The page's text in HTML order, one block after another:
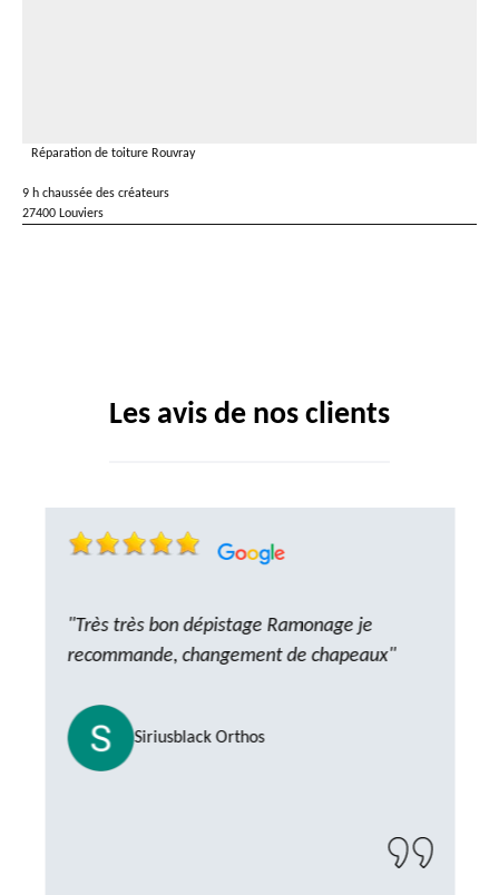
Réparation de toiture Rouvray
9 h chaussée des créateurs
27400 Louviers
Les avis de nos clients
"Très très bon dépistage Ramonage je
recommande, changement de chapeaux"
Siriusblack Orthos